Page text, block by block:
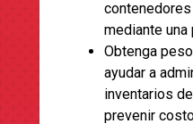
mediante una
Obtenga
ayudar a
inventarios
prevenir